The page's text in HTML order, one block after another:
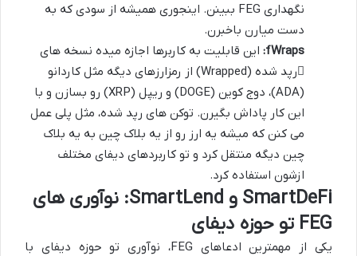
نگهداری FEG ببینن. اینجوری همیشه از سودی که به
دست میارن باخبرن.
fWraps: این قابلیت به کاربرها اجازه میده نسخه های
رپد شده (Wrapped)
از رمزارزهای دیگه مثل کاردانو
(ADA)، دوج کوین (DOGE) و ریپل (XRP) رو بسازن و با
این کار پاداش بگیرن. توکن های رپد شده، مثل پلی عمل
می کنن که میشه یه ارز رو از یه بلاک چین به یه بلاک
چین دیگه منتقل کرد و تو کاربردهای دیفای مختلف
ازشون استفاده کرد.
SmartDeFi و SmartLend: نوآوری های
FEG تو حوزه دیفای
یکی از مهمترین ادعاهای FEG، نوآوری تو حوزه دیفای با